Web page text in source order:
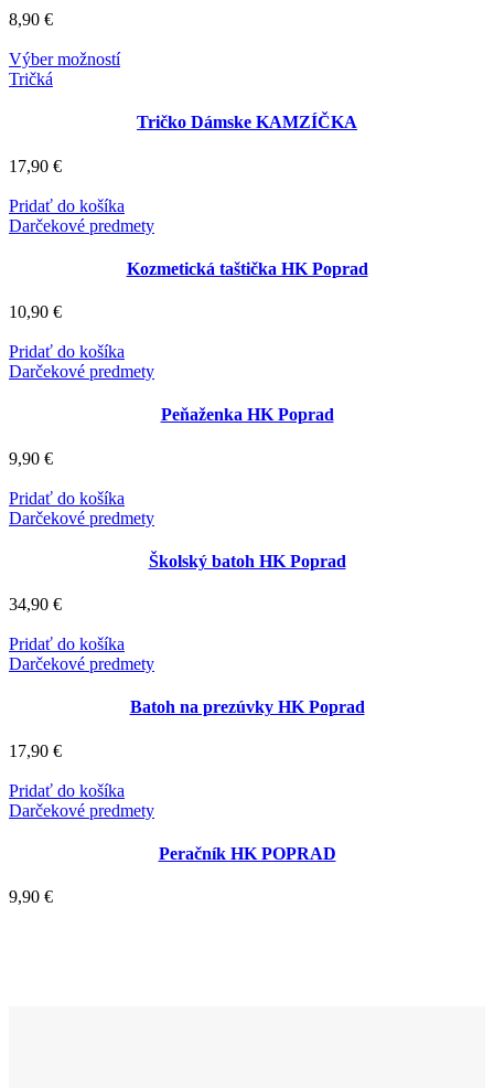
8,90 €
Výber možnostíTento
viacero
vybrať
na
produktu.
Tričká
Tričko Dámske KAMZÍČKA
17,90 €
Pridať do košíka
Darčekové predmety
Kozmetická taštička HK Poprad
10,90 €
Pridať do košíka
Darčekové predmety
Peňaženka HK Poprad
9,90 €
Pridať do košíka
Darčekové predmety
Školský batoh HK Poprad
34,90 €
Pridať do košíka
Darčekové predmety
Batoh na prezúvky HK Poprad
17,90 €
Pridať do košíka
Darčekové predmety
Peračník HK POPRAD
9,90 €